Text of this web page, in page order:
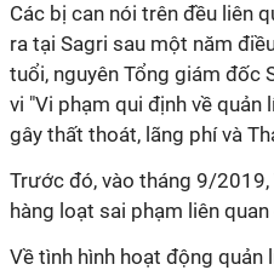
Các bị can nói trên đều liên
ra tại Sagri sau một năm
tuổi, nguyên Tổng giám đốc
vi "Vi phạm qui định về
gây thất thoát, lãng phí và
Trước đó, vào tháng 9/2019,
hàng loạt sai phạm liên
Về tình hình hoạt động quản